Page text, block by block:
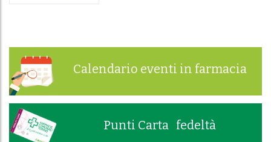
Calendario eventi in farmacia
Punti Carta fedeltà